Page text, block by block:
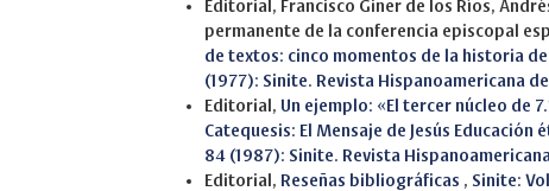
Editorial, Francisco Giner de los Ríos,
permanente de la conferencia episcopal
de textos: cinco momentos de la historia
(1977): Sinite. Revista Hispanoamericana
Editorial, Un ejemplo: «El tercer núcleo de
Catequesis: El Mensaje de Jesús
84 (1987): Sinite. Revista
Editorial, Reseñas bibliográficas , Sinite: